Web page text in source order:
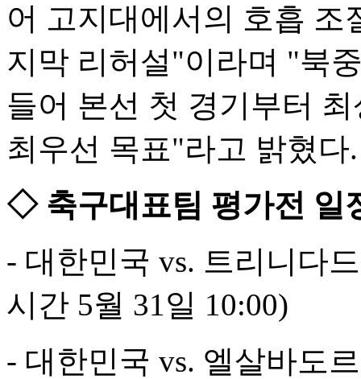
어 고지대에서의 호흡 조
지막 리허설"이라며 "북
들어 본선 첫 경기부터
최우선 목표"라고 밝혔다.
◇ 축구대표팀 평가전 일
- 대한민국 vs. 트리니다
시간 5월 31일 10:00)
- 대한민국 vs. 엘살바도